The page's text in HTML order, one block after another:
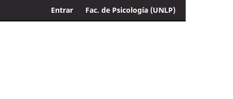
Entrar Fac. de Psicología (UNLP)